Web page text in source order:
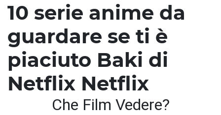
10 serie anime da
guardare se ti è
piaciuto Baki di
Netflix Netflix
Che Film Vedere?